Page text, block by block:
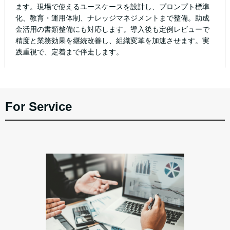
ます。現場で使えるユースケースを設計し、プロンプト標準
化、教育・運用体制、ナレッジマネジメントまで整備。助成
金活用の書類整備にも対応します。導入後も定例レビューで
精度と業務効果を継続改善し、組織変革を加速させます。実
践重視で、定着まで伴走します。
For Service